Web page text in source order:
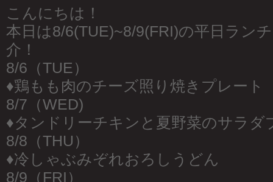
こんにちは！
本日は8/6(TUE)~8/9(FRI)の平日ラン
介！
8/6（TUE）
♦︎鶏もも肉のチーズ照り焼きプレート
8/7（WED)
♦︎タンドリーチキンと夏野菜のサラダ
8/8（THU）
♦︎冷しゃぶみぞれおろしうどん
8/9（FRI）